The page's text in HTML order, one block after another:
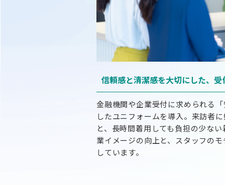
信頼感と清潔感を大切にした、 受
金融機関や企業受付に求められる
したユニフォームを導入。来訪者
と、長時間着用しても負担の少な
業イメージの向上と、スタッフの
しています。